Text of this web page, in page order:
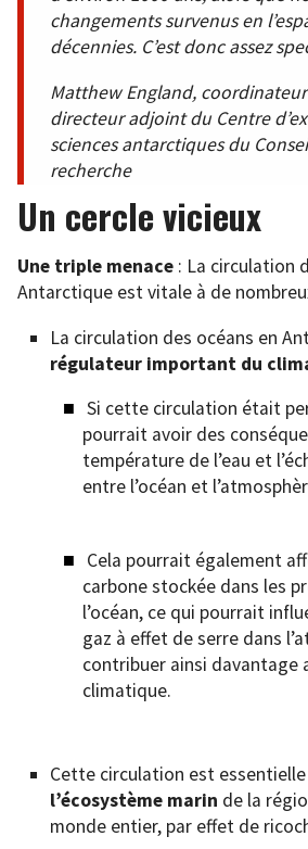
changements survenus en
décennies. C’est donc assez
Matthew England,
directeur adjoint du Centre
sciences antarctiques du
recherche
Un cercle vicieux
Une triple menace : La circulation
Antarctique est vitale à de
La circulation des océans en
régulateur important du
Si cette circulation était
pourrait avoir des
température de l’eau et
entre l’océan et
Cela pourrait également
carbone stockée dans les
l’océan, ce qui pourrait
gaz à effet de serre dans
contribuer ainsi davantage
climatique.
Cette circulation est
l’écosystème marin de la
monde entier, par effet de